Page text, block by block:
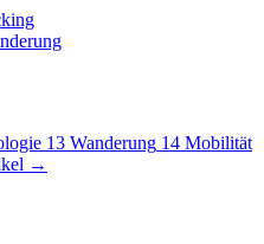
13 Wanderung 14 Mobilität
→